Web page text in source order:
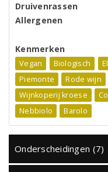
Druivenrassen
Allergenen
Kenmerken
Vegan Biologisch
Piemonte
Rode wijn
Wijnkoperij kroese
Nebbiolo
Barolo
Onderscheidingen (7)